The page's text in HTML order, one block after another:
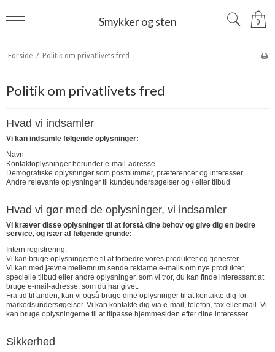
Smykker og sten 0
Forside / Politik om privatlivets fred
Politik om privatlivets fred
Hvad vi indsamler
Vi kan indsamle følgende oplysninger:
Navn
Kontaktoplysninger herunder e-mail-adresse
Demografiske oplysninger som postnummer, præferencer og interesser
Andre relevante oplysninger til kundeundersøgelser og / eller tilbud
Hvad vi gør med de oplysninger, vi indsamler
Vi kræver disse oplysninger til at forstå dine behov og give dig en bedre
service, og især af følgende grunde:
Intern registrering.
Vi kan bruge oplysningerne til at forbedre vores produkter og tjenester.
Vi kan med jævne mellemrum sende reklame e-mails om nye produkter,
specielle tilbud eller andre oplysninger, som vi tror, ​​du kan finde interessant at
bruge e-mail-adresse, som du har givet.
Fra tid til anden, kan vi også bruge dine oplysninger til at kontakte dig for
markedsundersøgelser. Vi kan kontakte dig via e-mail, telefon, fax eller mail. Vi
kan bruge oplysningerne til at tilpasse hjemmesiden efter dine interesser.
Sikkerhed